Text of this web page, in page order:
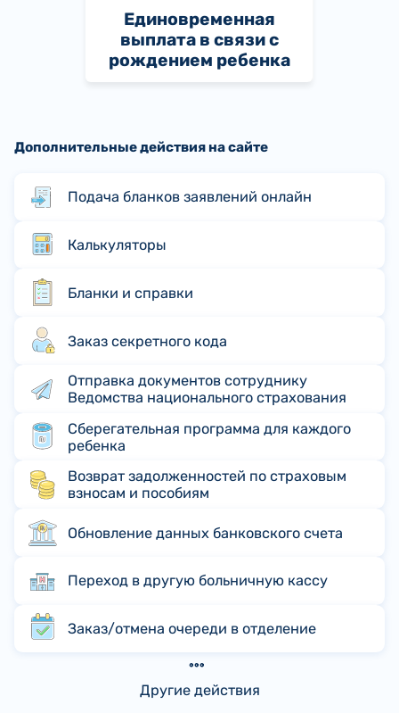
Единовременная
выплата в связи с
рождением ребенка
Дополнительные действия на сайте
Подача бланков заявлений онлайн
Калькуляторы
Бланки и справки
Заказ секретного кода
Отправка документов сотруднику
Ведомства национального страхования
Сберегательная программа для каждого
ребенка
Возврат задолженностей по страховым
взносам и пособиям
Обновление данных банковского счета
Переход в другую больничную кассу
Заказ/отмена очереди в отделение
Другие действия